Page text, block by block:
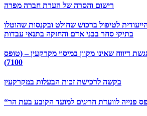
רישום והסרה של הערת חברה מפרה
לטיפול ברכוש שחולט ובקנסות שהוטלו
בתיקי סחר בבני אדם והחזקה בתנאי עבדות
דיווח שאינו מקוון במיסוי מקרקעין – (טופס
7100)
בקשה לרכישת זכות הבעלות במקרקעין
פנייה לוועדת חריגים למועד הקובע בעת הר